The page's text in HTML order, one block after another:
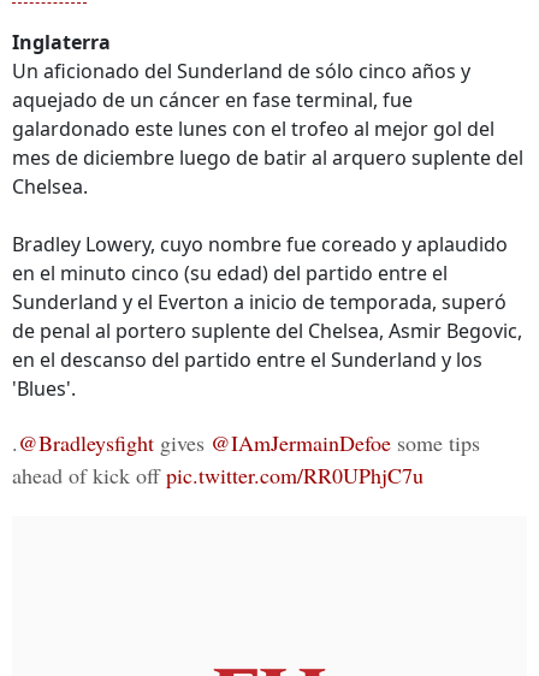
Inglaterra
Un aficionado del Sunderland de sólo cinco años y
aquejado de un cáncer en fase terminal, fue
galardonado este lunes con el trofeo al mejor gol del
mes de diciembre luego de batir al arquero suplente del
Chelsea.
Bradley Lowery, cuyo nombre fue coreado y aplaudido
en el minuto cinco (su edad) del partido entre el
Sunderland y el Everton a inicio de temporada, superó
de penal al portero suplente del Chelsea, Asmir Begovic,
en el descanso del partido entre el Sunderland y los
'Blues'.
.@Bradleysfight gives @IAmJermainDefoe some tips
ahead of kick offpic.twitter.com/RR0UPhjC7u